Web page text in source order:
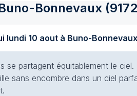
Bonnevaux (
10 aout à Buno-
se partagent équitablement le ciel.
sans encombre dans un ciel